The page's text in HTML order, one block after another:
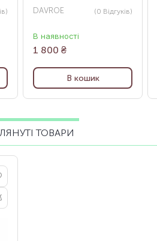
)
LIGHTWEIGHT, 200 МЛ
DAVROE (0 Відгуків)
В наявності
1 800 ₴
В кошик
ТОВАРИ